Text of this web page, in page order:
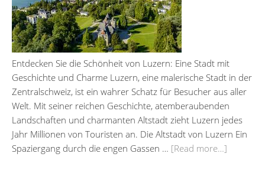
Entdecken Sie die Schönheit von Luzern: Eine Stadt mit
Geschichte und Charme Luzern, eine malerische Stadt in der
Zentralschweiz, ist ein wahrer Schatz für Besucher aus aller
Welt. Mit seiner reichen Geschichte, atemberaubenden
Landschaften und charmanten Altstadt zieht Luzern jedes
Jahr Millionen von Touristen an. Die Altstadt von Luzern Ein
Spaziergang durch die engen Gassen … [Read more…]